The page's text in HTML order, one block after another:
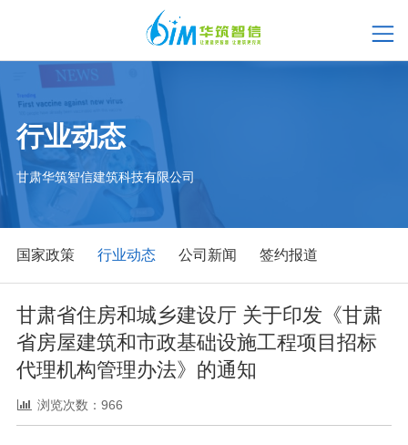
行业动态
甘肃华筑智信建筑科技有限公司
国家政策 行业动态 公司新闻 签约报道
甘肃省住房和城乡建设厅 关于印发《甘肃
省房屋建筑和市政基础设施工程项目招标
代理机构管理办法》的通知
浏览次数：966